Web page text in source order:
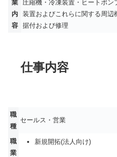
業
内
容
圧縮機・冷凍装置・ヒートポ
装置およびこれらに関する周辺
据付および修理
仕事内容
職
種
セールス・営業
職
業
新規開拓(法人向け)